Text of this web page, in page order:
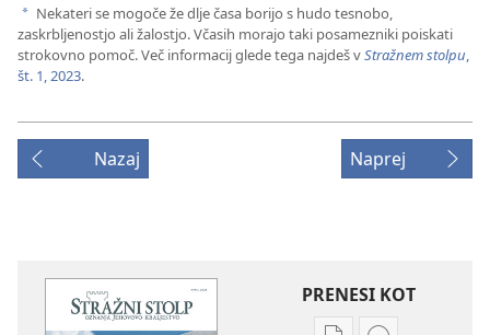
a Nekateri se mogoče že dlje časa borijo s hudo tesnobo,
zaskrbljenostjo ali žalostjo. Včasih morajo taki posamezniki poiskati
strokovno pomoč. Več informacij glede tega najdeš vStražnem stolpu,
št. 1, 2023.
Nazaj Naprej
PRENESI KOT